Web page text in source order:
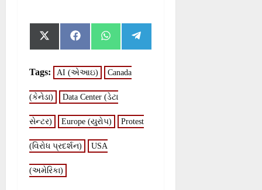
r
e
w
i
t
)
r
e
n
e
b
o
o
r
e
n
t
s
A
p
Tags: AI (એઆઇ) Canada
(કેનેડા) Data Center (ડેટા
સેન્ટર) Europe (યુરોપ) Protest
(વિરોધ પ્રદર્શન) USA
(અમેરિકા)